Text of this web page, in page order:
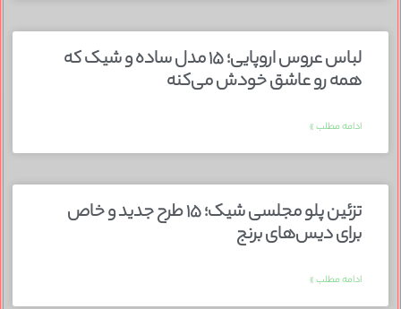
لباس عروس اروپایی؛ ۱۵ مدل ساده و شیک که
همه رو عاشق خودش می‌کنه
ادامه مطلب »
تزئین پلو مجلسی شیک؛ ۱۵ طرح جدید و خاص
برای دیس‌های برنج
ادامه مطلب »